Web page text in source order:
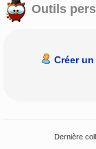
Outils
Créer
Dernière